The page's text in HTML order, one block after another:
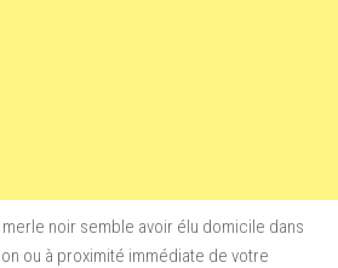
noir semble avoir élu domicile dans
ou à proximité immédiate de votre